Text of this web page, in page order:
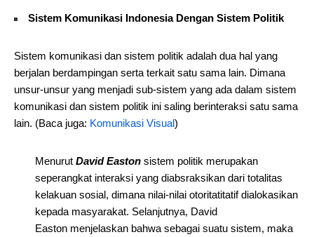
Sistem Komunikasi Indonesia Dengan Sistem Politik
Sistem komunikasi dan sistem politik adalah dua hal yang
berjalan berdampingan serta terkait satu sama lain. Dimana
unsur-unsur yang menjadi sub-sistem yang ada dalam sistem
komunikasi dan sistem politik ini saling berinteraksi satu sama
lain. (Baca juga: Komunikasi Visual)
Menurut David Easton sistem politik merupakan
seperangkat interaksi yang diabsraksikan dari totalitas
kelakuan sosial, dimana nilai-nilai otoritatitatif dialokasikan
kepada masyarakat. Selanjutnya, David
Easton menjelaskan bahwa sebagai suatu sistem, maka